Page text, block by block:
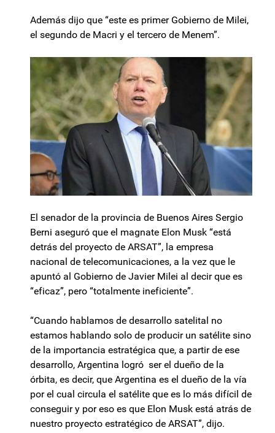
Además dijo que “este es primer Gobierno de Milei,
el segundo de Macri y el tercero de Menem”.
El senador de la provincia de Buenos Aires Sergio
Berni aseguró que el magnate Elon Musk “está
detrás del proyecto de ARSAT”, la empresa
nacional de telecomunicaciones, a la vez que le
apuntó al Gobierno de Javier Milei al decir que es
“eficaz”, pero “totalmente ineficiente”.
“Cuando hablamos de desarrollo satelital no
estamos hablando solo de producir un satélite sino
de la importancia estratégica que, a partir de ese
desarrollo, Argentina logró ser el dueño de la
órbita, es decir, que Argentina es el dueño de la vía
por el cual circula el satélite que es lo más difícil de
conseguir y por eso es que Elon Musk está atrás de
nuestro proyecto estratégico de ARSAT”, dijo.